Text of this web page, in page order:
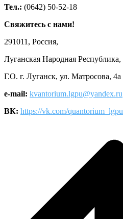
Тел.: (0642) 50-52-18
Свяжитесь с нами!
291011, Россия,
Луганская Народная Республика,
Г.О. г. Луганск, ул. Матросова, 4а
e-mail: kvantorium.lgpu@yandex.ru
ВК: https://vk.com/quantorium_lgpu